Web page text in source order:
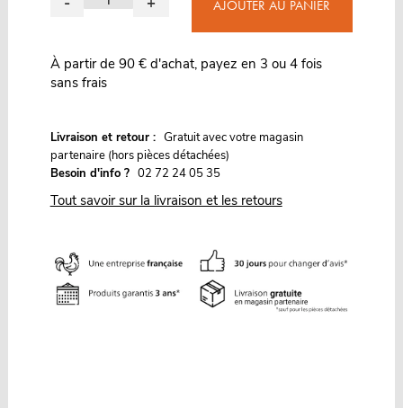
AJOUTER AU PANIER
À partir de 90 € d'achat, payez en 3 ou 4 fois
sans frais
Livraison et retour : Gratuit avec votre magasin
partenaire (hors pièces détachées)
Besoin d'info ? 02 72 24 05 35
Tout savoir sur la livraison et les retours